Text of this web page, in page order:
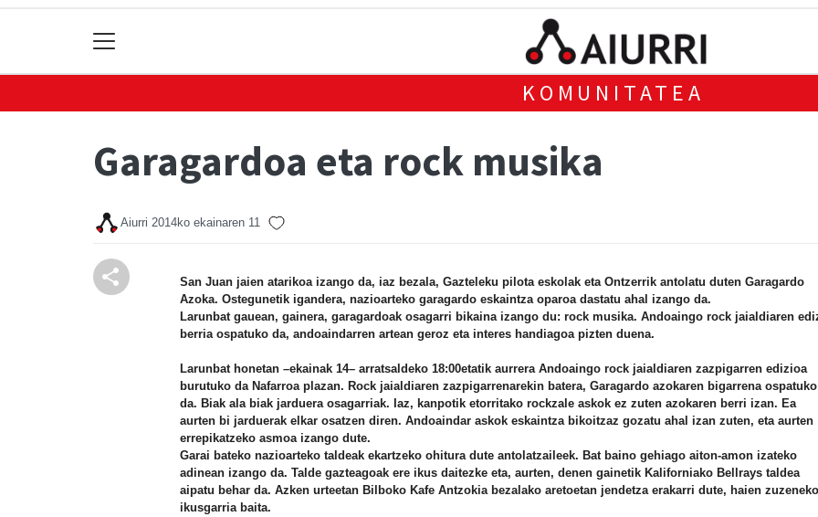
KOMUNITATEA
Garagardoa eta rock musika
Aiurri 2014ko ekainaren 11
San Juan jaien atarikoa izango da, iaz bezala, Gazteleku pilota eskolak eta Ontzerrik antolatu duten Garagardo
Azoka. Ostegunetik igandera, nazioarteko garagardo eskaintza oparoa dastatu ahal izango da.
Larunbat gauean, gainera, garagardoak osagarri bikaina izango du: rock musika. Andoaingo rock jaialdiaren
berria ospatuko da, andoaindarren artean geroz eta interes handiagoa pizten duena.
Larunbat honetan –ekainak 14– arratsaldeko 18:00etatik aurrera Andoaingo rock jaialdiaren zazpigarren edizioa
burutuko da Nafarroa plazan. Rock jaialdiaren zazpigarrenarekin batera, Garagardo azokaren bigarrena ospatuko
da. Biak ala biak jarduera osagarriak. Iaz, kanpotik etorritako rockzale askok ez zuten azokaren berri izan. Ea
aurten bi jarduerak elkar osatzen diren. Andoaindar askok eskaintza bikoitzaz gozatu ahal izan zuten, eta aurten
errepikatzeko asmoa izango dute.
Garai bateko nazioarteko taldeak ekartzeko ohitura dute antolatzaileek. Bat baino gehiago aiton-amon izateko
adinean izango da. Talde gazteagoak ere ikus daitezke eta, aurten, denen gainetik Kaliforniako Bellrays taldea
aipatu behar da. Azken urteetan Bilboko Kafe Antzokia bezalako aretoetan jendetza erakarri dute, haien
ikusgarria baita.